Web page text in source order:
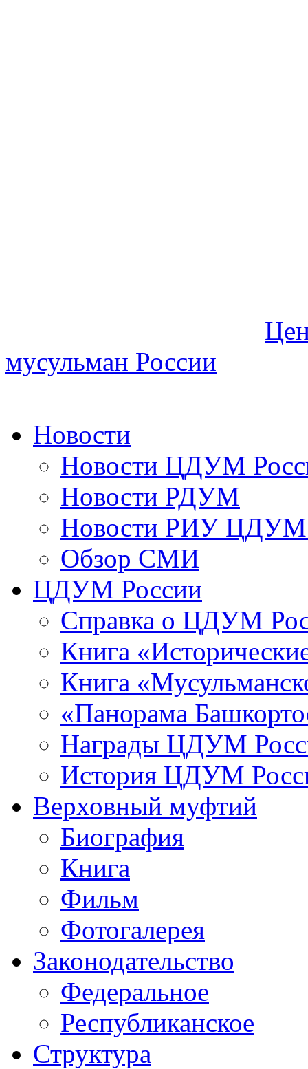
мусульман России
Новости
Новости ЦДУМ
Новости РДУМ
Новости РИУ ЦДУМ
Обзор СМИ
ЦДУМ России
Справка о ЦДУМ
Книга
Книга
«Панорама
Награды ЦДУМ
История ЦДУМ
Верховный муфтий
Биография
Книга
Фильм
Фотогалерея
Законодательство
Федеральное
Республиканское
Структура